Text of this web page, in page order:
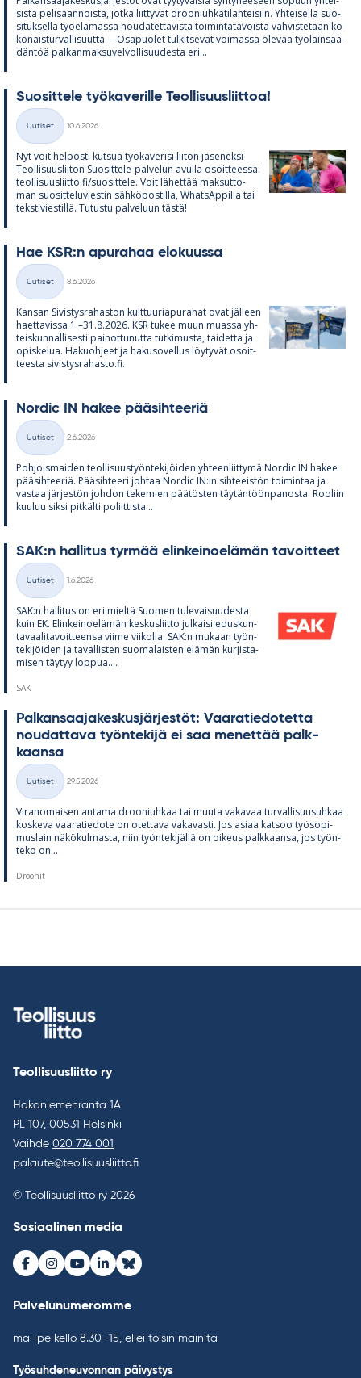
sistä pe­li­sään­nöistä, jotka liit­ty­vät droo­niuh­ka­ti­lan­tei­siin. Yh­tei­sellä suo­
si­tuk­sella työ­elä­mässä nou­da­tet­ta­vista toi­min­ta­ta­voista vah­vis­te­taan ko­
ko­nais­tur­val­li­suutta. – Os­a­puo­let tul­kit­se­vat voi­massa ole­vaa työ­lain­sää­
dän­töä pal­kan­mak­su­vel­vol­li­suu­desta eri...
Suo­sit­tele työ­ka­ve­rille Teol­li­suus­liit­toa!
Kategoriat
Uutiset
10.6.2026
Nyt voit hel­posti kut­sua työ­ka­ve­risi lii­ton jä­se­neksi
Teol­li­suus­lii­ton Suo­sit­tele-pal­ve­lun avulla osoit­teessa:
teol­li­suus­liitto.fi/suo­sit­tele. Voit lä­het­tää mak­sut­to­
man suo­sit­te­lu­vies­tin säh­kö­pos­tilla, What­sAp­pilla tai
teks­ti­vies­tillä. Tu­tustu pal­ve­luun tästä!
Hae KSR:n apu­ra­haa elo­kuussa
Kategoriat
Uutiset
8.6.2026
Kan­san Si­vis­tys­ra­has­ton kult­tuu­ria­pu­ra­hat ovat jäl­leen
haet­ta­vissa 1.–31.8.2026. KSR tu­kee muun muassa yh­
teis­kun­nal­li­sesti pai­not­tu­nutta tut­ki­musta, tai­detta ja
opis­ke­lua. Ha­kuoh­jeet ja ha­kuso­vel­lus löy­ty­vät osoit­
teesta si­vis­tys­ra­hasto.fi.
Nor­dic IN ha­kee pää­sih­tee­riä
Kategoriat
Uutiset
2.6.2026
Poh­jois­mai­den teol­li­suus­työn­te­ki­jöi­den yh­teen­liit­tymä Nor­dic IN ha­kee
pää­sih­tee­riä. Pää­sih­teeri joh­taa Nor­dic IN:in sih­tee­is­tön toi­min­taa ja
vas­taa jär­jes­tön joh­don te­ke­mien pää­tös­ten täy­tän­töön­pa­nosta. Roo­liin
kuu­luu siksi pit­kälti po­liit­tista...
SAK:n hal­li­tus tyr­mää elin­kei­noe­lä­män ta­voit­teet
Kategoriat
Uutiset
1.6.2026
SAK:n hal­li­tus on eri mieltä Suo­men tu­le­vai­suu­desta
kuin EK. Elin­kei­noe­lä­män kes­kus­liitto jul­kaisi edus­kun­
ta­vaa­li­ta­voit­teensa viime vii­kolla. SAK:n mu­kaan työn­
te­ki­jöi­den ja ta­val­lis­ten suo­ma­lais­ten elä­män kur­jis­ta­
mi­sen täy­tyy lop­pua....
SAK
Pal­kan­saa­ja­kes­kus­jär­jes­töt: Vaa­ra­tie­do­tetta
nou­dat­tava työn­te­kijä ei saa me­net­tää palk­
kaansa
Kategoriat
Uutiset
29.5.2026
Vi­ran­omai­sen an­tama droo­niuh­kaa tai muuta va­ka­vaa tur­val­li­suusuh­kaa
kos­keva vaa­ra­tie­dote on otet­tava va­ka­vasti. Jos asiaa kat­soo työ­so­pi­
mus­lain nä­kö­kul­masta, niin työn­te­ki­jällä on oi­keus palk­kaansa, jos työn­
teko on...
Droonit
Teollisuusliitto ry
Hakaniemenranta 1A
PL 107, 00531 Helsinki
Vaihde 020 774 001
palaute@teollisuusliitto.fi
© Teollisuusliitto ry 2026
Sosiaalinen media
Facebook
Instagram
Youtube
LinkedInBluesky
Palvelunumeromme
ma–pe kello 8.30–15, ellei toisin mainita
Työsuhdeneuvonnan päivystys